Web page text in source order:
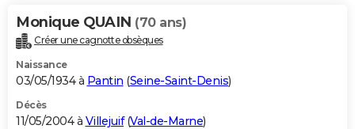
Monique QUAIN (70 ans)
Créer une cagnotte obsèques
Naissance
03/05/1934 à Pantin (Seine-Saint-Denis)
Décès
11/05/2004 à Villejuif(Val-de-Marne)